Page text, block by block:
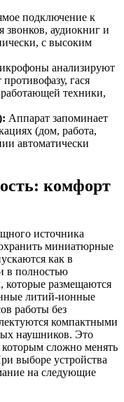
подключение к
аудиокниг и
с высоким
анализируют
гася
техники,
Аппарат запоминает
(дом, работа,
автоматически
комфорт
источника
миниатюрные
как в
в полностью
которые размещаются
литий-ионные
работы без
компактными
наушников. Это
сложно менять
выборе устройства
на следующие